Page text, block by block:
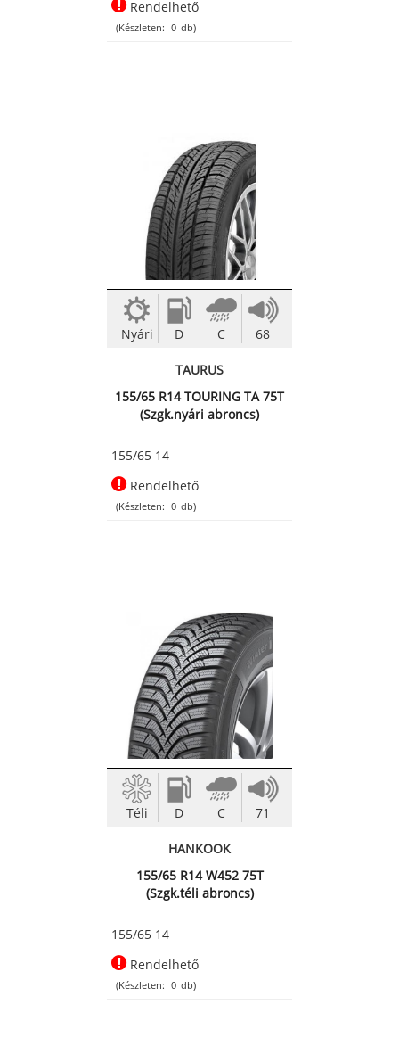
Rendelhető
(Készleten: 0 db)
Nyári D C 68
TAURUS
155/65 R14 TOURING TA 75T
(Szgk.nyári abroncs)
155/65 14
Rendelhető
(Készleten: 0 db)
Téli D C 71
HANKOOK
155/65 R14 W452 75T
(Szgk.téli abroncs)
155/65 14
Rendelhető
(Készleten: 0 db)